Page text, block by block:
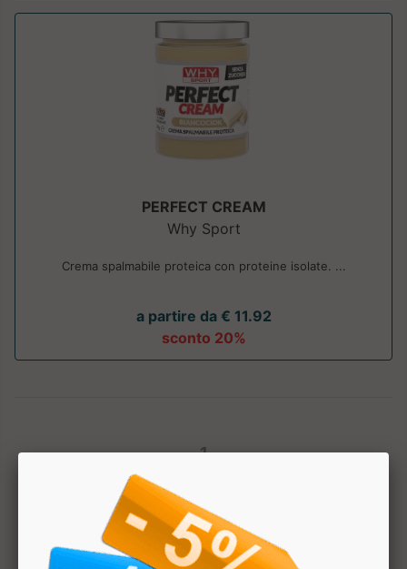
PERFECT CREAM
Why Sport
Crema spalmabile proteica con proteine isolate. ...
a partire da € 11.92
sconto 20%
1
Hai bisogno di aiuto? Chatta con noi